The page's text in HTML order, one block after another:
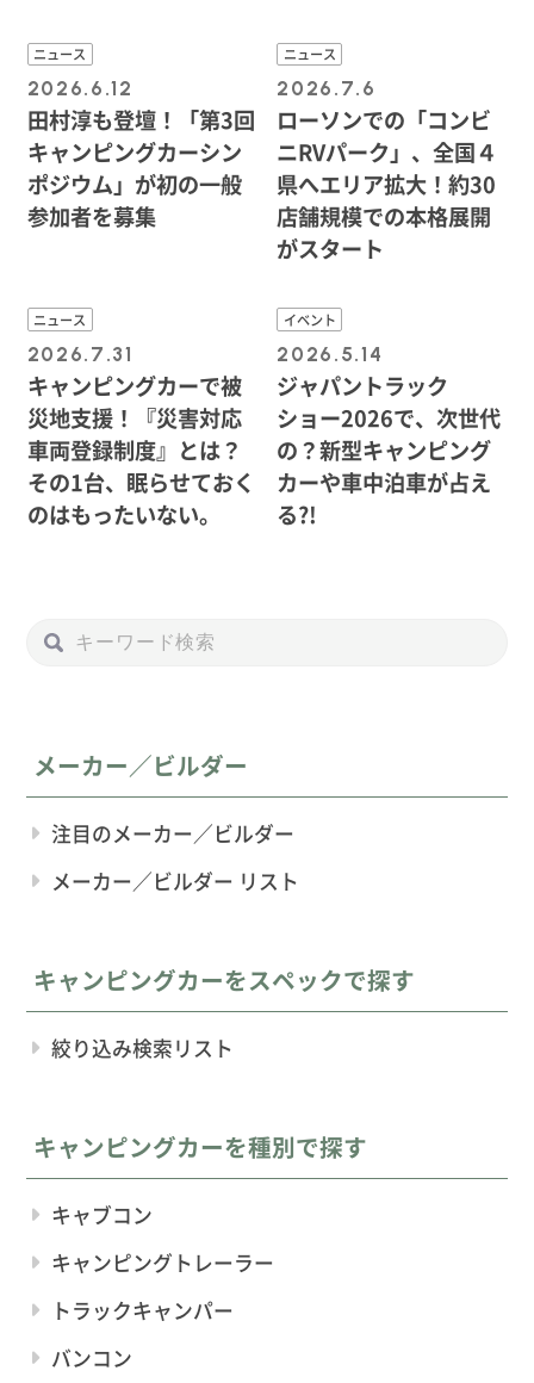
ニュース
2026.6.12
田村淳も登壇！「第3回
キャンピングカーシン
ポジウム」が初の一般
参加者を募集
ニュース
2026.7.6
ローソンでの「コンビ
ニRVパーク」、全国４
県へエリア拡大！約30
店舗規模での本格展開
がスタート
ニュース
2026.7.31
キャンピングカーで被
災地支援！『災害対応
車両登録制度』とは？
その1台、眠らせておく
のはもったいない。
イベント
2026.5.14
ジャパントラック
ショー2026で、次世代
の？新型キャンピング
カーや車中泊車が占え
る?!
メーカー／ビルダー
注目のメーカー／ビルダー
メーカー／ビルダー リスト
キャンピングカーをスペックで探す
絞り込み検索リスト
キャンピングカーを種別で探す
キャブコン
キャンピングトレーラー
トラックキャンパー
バンコン